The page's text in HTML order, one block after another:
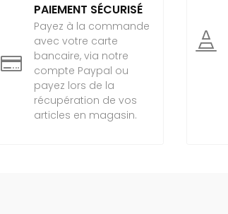

PAIEMENT SÉCURISÉ
Payez à la commande
avec votre carte
bancaire, via notre
compte Paypal ou
payez lors de la
récupération de vos
articles en magasin.
